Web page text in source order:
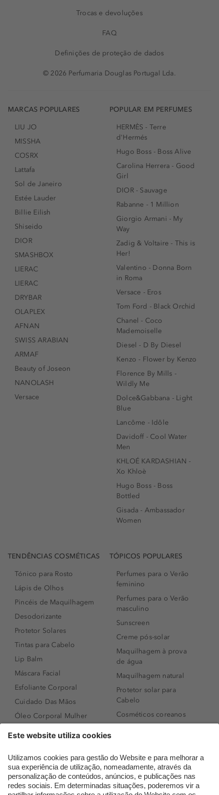
Trocas e devoluções
FAQ
Definições de proteção de dados
© 2026 Perfumaria Douglas Portugal Lda.
MARCAS POPULARES
LIU JO
MISSHA
COSRX
Lattafa
Sol de Janeiro
Estée Lauder
Billie Eilish
Shiseido
DIOR
SMASHBOX
LIERAC
LIERAC
DRYBAR
OLAPLEX
AFNAN
SWISS ARABIAN
ARMAF
Beauty of Joseon
NANOLASH
Versace
POPULAR EM PERFUMES
HERMÈS - Terre
d'Hermés
Hugo Boss - Boss Alive
Carolina Herrera - Good
Girl
DIOR - Sauvage
Rabanne - 1 Million
Giorgio Armani - My
Way
Zadig & Voltaire - This is
Her!
Valentino - Donna Born
in Roma
Versace - Eros
Tom Ford - Black Orchid
Chanel - Coco
Mademoiselle
Diesel - D By Diesel
Kenzo - Flower by Kenzo
Florence By Mills -
Wildly Me
Dolce&Gabbana - Light
Blue
Lancôme - Idôle
Davidoff - Cool Water
Men
KHLOÉ KARDASHIAN -
Xo Khloè
Hugo Boss - Boss
Bottled
Gisada - Ambassador
Women
TENDÊNCIAS COSMÉTICAS
Tónico para Rosto
Lápis de Olhos
Pincéis de Maquilhagem
Desodorizante
Protetor Solares
Tintas para Cabelo
Lip Balm
Máscara Facial
Esfoliante Corporal
Cuidado Das Mãos
Óleo Corporal Mulher
Bronzer
Sérum de Rosto
Body mist & Spray
corporal
TÓPICOS POPULARES
Perfumes para o Verão
feminino
Perfumes para o Verão
masculino
Sunscreen
Creme pós-solar
Maquilhagem à prova
de água
Maquilhagem natural
Protetor solar para
Cabelo
Cosméticos coreanos
Perfumes árabes
Novidades
Melhores Perfumes
Femininos